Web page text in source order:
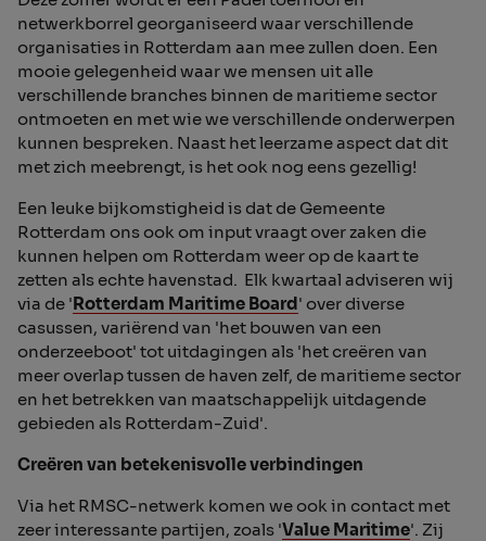
netwerkborrel georganiseerd waar verschillende
organisaties in Rotterdam aan mee zullen doen. Een
mooie gelegenheid waar we mensen uit alle
verschillende branches binnen de maritieme sector
ontmoeten en met wie we verschillende onderwerpen
kunnen bespreken. Naast het leerzame aspect dat dit
met zich meebrengt, is het ook nog eens gezellig!
Een leuke bijkomstigheid is dat de Gemeente
Rotterdam ons ook om input vraagt over zaken die
kunnen helpen om Rotterdam weer op de kaart te
zetten als echte havenstad. Elk kwartaal adviseren wij
via de 'Rotterdam Maritime Board' over diverse
casussen, variërend van 'het bouwen van een
onderzeeboot' tot uitdagingen als 'het creëren van
meer overlap tussen de haven zelf, de maritieme sector
en het betrekken van maatschappelijk uitdagende
gebieden als Rotterdam-Zuid'.
Creëren van betekenisvolle verbindingen
Via het RMSC-netwerk komen we ook in contact met
zeer interessante partijen, zoals 'Value Maritime'. Zij